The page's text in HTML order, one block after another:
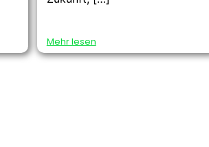
Mehr lesen